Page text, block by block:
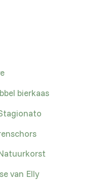
bierkaas
van Elly